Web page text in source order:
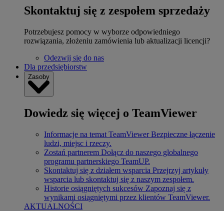
Skontaktuj się z zespołem sprzedaży
Potrzebujesz pomocy w wyborze odpowiedniego
rozwiązania, złożeniu zamówienia lub aktualizacji licencji?
Odezwij się do nas
Dla przedsiębiorstw
Zasoby
Dowiedz się więcej o TeamViewer
Informacje na temat TeamViewer Bezpieczne łączenie
ludzi, miejsc i rzeczy.
Zostań partnerem Dołącz do naszego globalnego
programu partnerskiego TeamUP.
Skontaktuj się z działem wsparcia Przejrzyj artykuły
wsparcia lub skontaktuj się z naszym zespołem.
Historie osiągniętych sukcesów Zapoznaj się z
wynikami osiągniętymi przez klientów TeamViewer.
AKTUALNOŚCI